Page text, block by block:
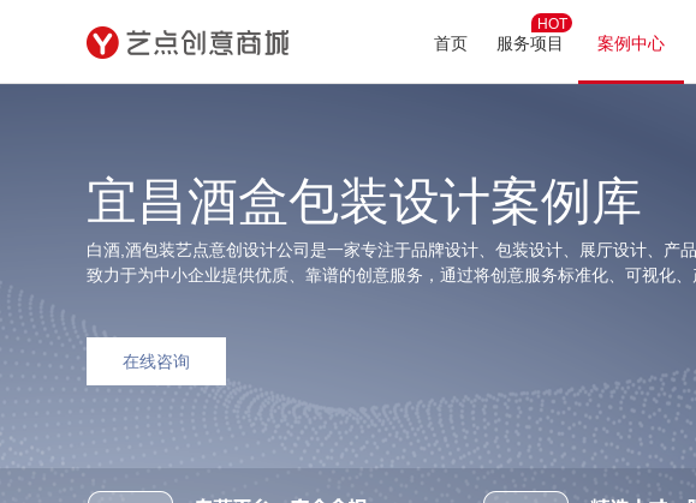
首页 服务项目
HOT
案例中心
宜昌酒盒包装设计案例库
白酒,酒包装艺点意创设计公司是一家专注于品牌设计、包装设计、展厅设计、产
致力于为中小企业提供优质、靠谱的创意服务，通过将创意服务标准化、可视化
在线咨询